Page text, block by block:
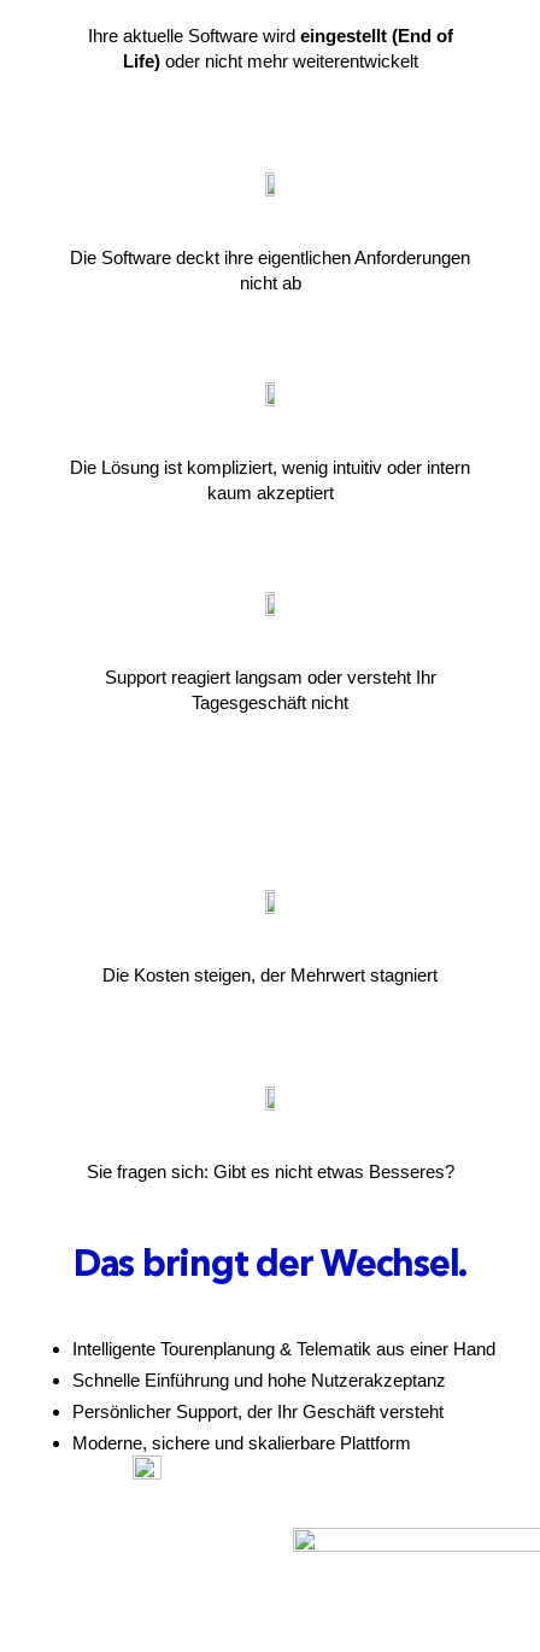
Ihre aktuelle Software wird eingestellt (End of
Life)oder nicht mehr weiterentwickelt
Die Software deckt ihre eigentlichen Anforderungen
nicht ab
Die Lösung ist kompliziert, wenig intuitiv oder intern
kaum akzeptiert
Support reagiert langsam oder versteht Ihr
Tagesgeschäft nicht
Die Kosten steigen, der Mehrwert stagniert
Sie fragen sich: Gibt es nicht etwas Besseres?
Das bringt der Wechsel.
Intelligente Tourenplanung & Telematik aus einer Hand
Schnelle Einführung und hohe Nutzerakzeptanz
Persönlicher Support, der Ihr Geschäft versteht
Moderne, sichere und skalierbare Plattform